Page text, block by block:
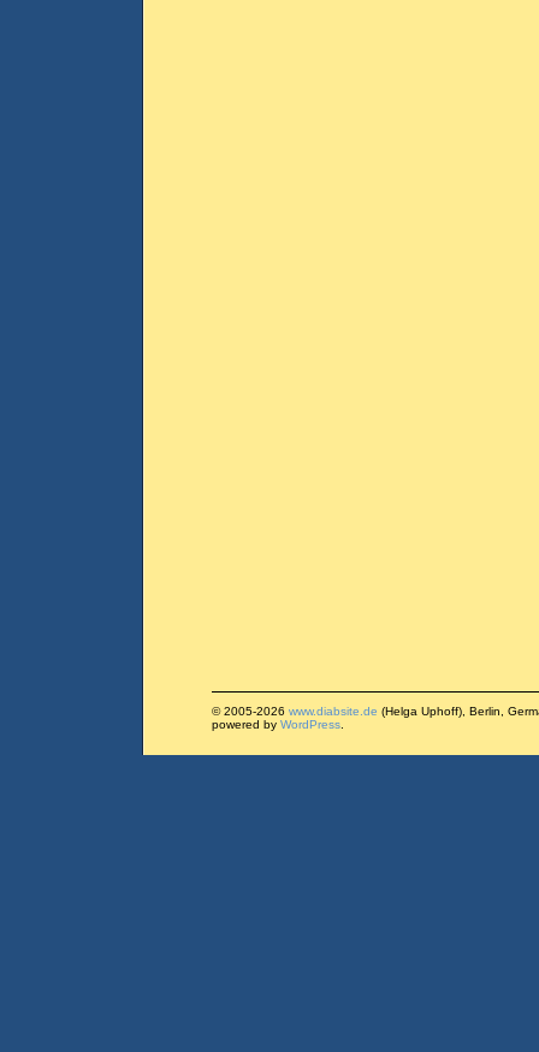
© 2005-2026 www.diabsite.de (Helga Uphoff), Berlin,
powered by WordPress.